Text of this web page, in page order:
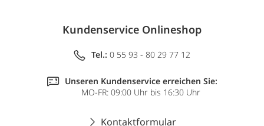
Kundenservice Onlineshop
Tel.: 0 55 93 - 80 29 77 12
Unseren Kundenservice erreichen Sie:
MO-FR: 09:00 Uhr bis 16:30 Uhr
Kontaktformular